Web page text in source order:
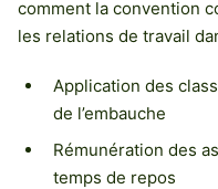
comment la convention
les relations de travail
Application des
de l’embauche
Rémunération des
temps de repos